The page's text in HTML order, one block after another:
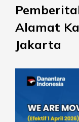
Alamat
Jakarta